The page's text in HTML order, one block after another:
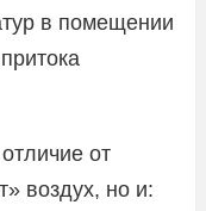
в помещении
от
воздух, но и: